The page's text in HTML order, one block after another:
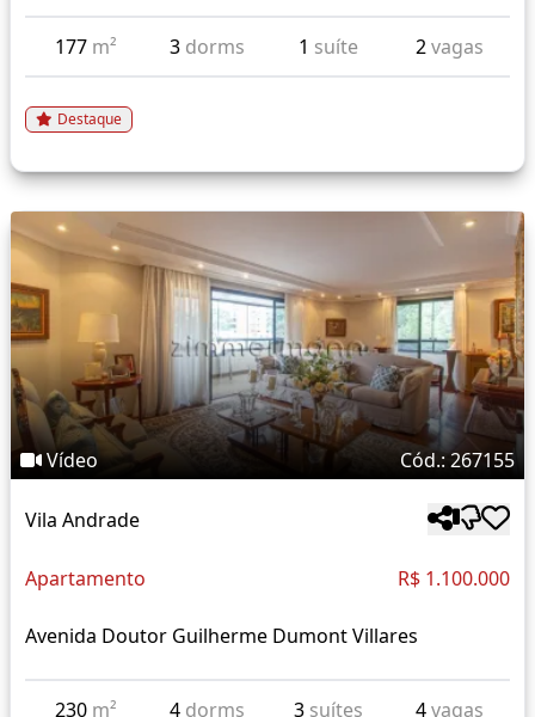
177 m² 3 dorms 1 suíte 2vagas
Destaque
Vídeo Cód.: 267155
Vila Andrade
Apartamento R$ 1.100.000
Avenida Doutor Guilherme Dumont Villares
230 m² 4 dorms 3 suítes 4vagas